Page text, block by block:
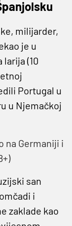
milijarder,
je u
(10
Portugal u
u Njemačkoj
na Germaniji i
san
i
zaklade kao